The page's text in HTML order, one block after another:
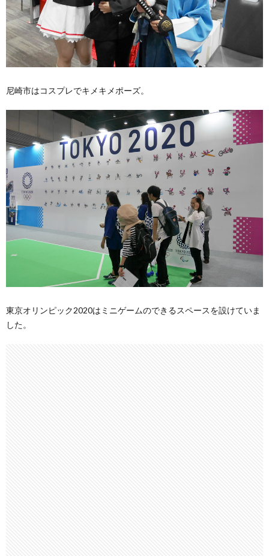
尼崎市はコスプレでキメキメポーズ。
東京オリンピック2020はミニゲームのできるスペースを設けていま
した。